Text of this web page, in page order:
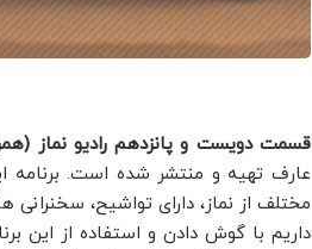
قسمت دویست و پانزدهم رادیو نماز
عارف تهیه و منتشر شده است. برنامه
مختلف از نماز، دارای تواشیح،
داریم با گوش دادن و استفاده از این